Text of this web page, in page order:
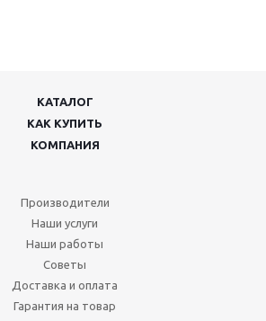
КАТАЛОГ
КАК КУПИТЬ
КОМПАНИЯ
Производители
Наши услуги
Наши работы
Советы
Доставка и оплата
Гарантия на товар